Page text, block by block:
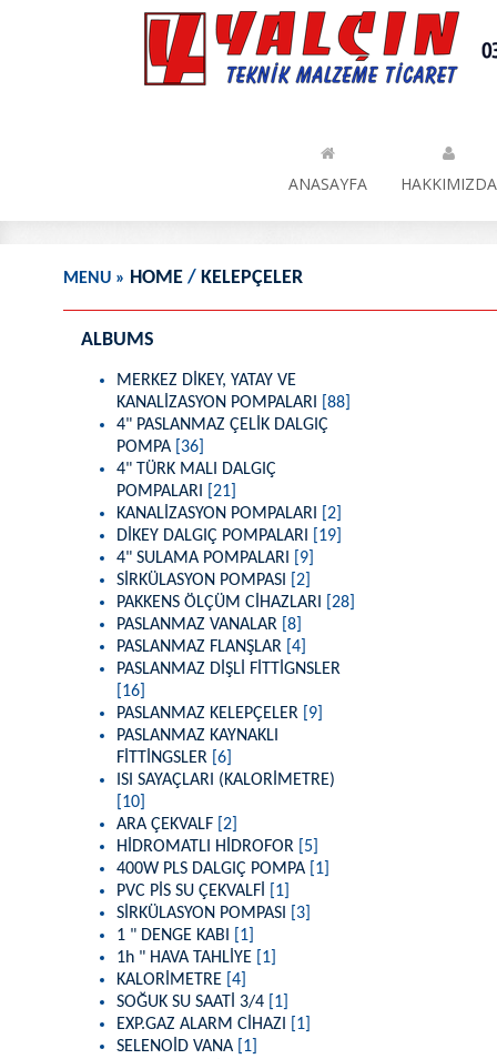
MENU » HOME / KELEPÇELER
ALBUMS
MERKEZ DİKEY, YATAY VE
KANALİZASYON POMPALARI
[88]
4" PASLANMAZ ÇELİK DALGIÇ
POMPA
[36]
4" TÜRK MALI DALGIÇ
POMPALARI
[21]
KANALİZASYON POMPALARI
[2]
DİKEY DALGIÇ POMPALARI
[19]
4" SULAMA POMPALARI
[9]
SİRKÜLASYON POMPASI
[2]
PAKKENS ÖLÇÜM CİHAZLARI
[28]
PASLANMAZ VANALAR [8]
PASLANMAZ FLANŞLAR [4]
PASLANMAZ DİŞLİ FİTTİGNSLER
[16]
PASLANMAZ KELEPÇELER
[9]
PASLANMAZ KAYNAKLI
FİTTİNGSLER [6]
ISI SAYAÇLARI (KALORİMETRE)
[10]
ARA ÇEKVALF [2]
HİDROMATLI HİDROFOR
[5]
400W PLS DALGIÇ POMPA
[1]
PVC PİS SU ÇEKVALFİ
[1]
SİRKÜLASYON POMPASI
[3]
1 " DENGE KABI
[1]
1h " HAVA TAHLİYE
[1]
KALORİMETRE [4]
SOĞUK SU SAATİ 3/4
[1]
EXP.GAZ ALARM CİHAZI
[1]
SELENOİD VANA
[1]